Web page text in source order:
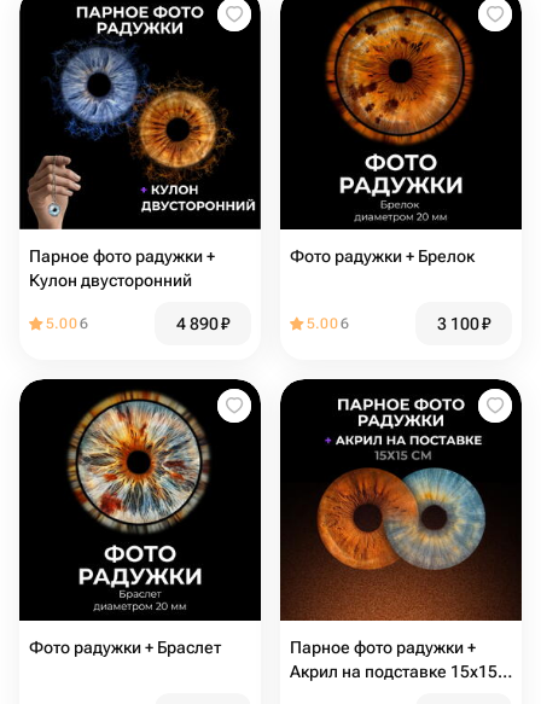
Парное фото радужки +
Кулон двусторонний
5.006 4 890₽
Фото радужки + Брелок
5.006 3 100₽
Фото радужки + Браслет
Парное фото радужки +
Акрил на подставке 15х15